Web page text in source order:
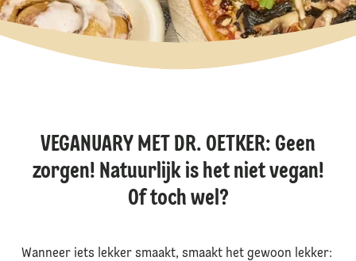
VEGANUARY MET DR. OETKER: Geen
zorgen! Natuurlijk is het niet vegan!
Of toch wel?
Wanneer iets lekker smaakt, smaakt het gewoon lekker: